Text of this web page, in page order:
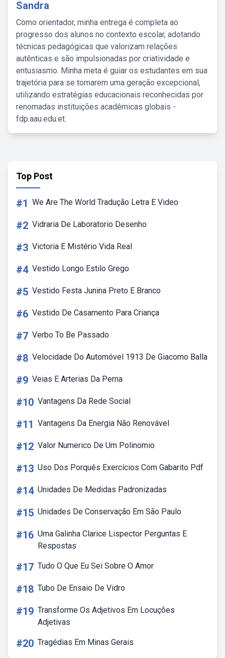
Sandra
Como orientador, minha entrega é completa ao
progresso dos alunos no contexto escolar, adotando
técnicas pedagógicas que valorizam relações
autênticas e são impulsionadas por criatividade e
entusiasmo. Minha meta é guiar os estudantes em sua
trajetória para se tornarem uma geração excepcional,
utilizando estratégias educacionais reconhecidas por
renomadas instituições acadêmicas globais -
fdp.aau.edu.et.
Top Post
#1 We Are The World Tradução Letra E Video
#2 Vidraria De Laboratorio Desenho
#3 Victoria E Mistério Vida Real
#4 Vestido Longo Estilo Grego
#5 Vestido Festa Junina Preto E Branco
#6 Vestido De Casamento Para Criança
#7 Verbo To Be Passado
#8 Velocidade Do Automóvel 1913 De Giacomo Balla
#9 Veias E Arterias Da Perna
#10 Vantagens Da Rede Social
#11 Vantagens Da Energia Não Renovável
#12 Valor Numerico De Um Polinomio
#13 Uso Dos Porquês Exercícios Com Gabarito Pdf
#14 Unidades De Medidas Padronizadas
#15 Unidades De Conservação Em São Paulo
#16 Uma Galinha Clarice Lispector Perguntas E
Respostas
#17 Tudo O Que Eu Sei Sobre O Amor
#18 Tubo De Ensaio De Vidro
#19 Transforme Os Adjetivos Em Locuções
Adjetivas
#20 Tragédias Em Minas Gerais